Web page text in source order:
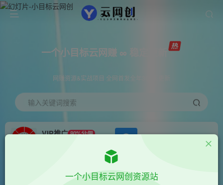
一个小目标云网赚 ∞ 稳定更新
网赚资源&实战项目 全网首发全年365天更新
输入关键词搜索
VIP推广 80%分佣
会员专属 正文
一个小目标云网创资源站